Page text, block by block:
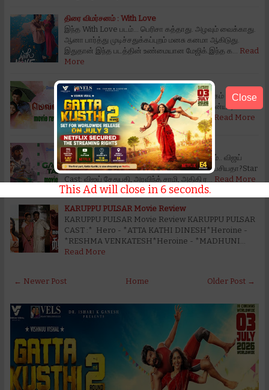
திரை விமர்சனம் : With Love
இந்த With Love படம்… பெரிசா கத்தாது. அழவும் வைக்காது.
ஆனா பார்த்து முடிச்சதுக்கப்புறம் மனசு கனமா ஆகிடுது.
இதுதான் இந்த படத்தின் உண்மையான மேஜிக்.இந்த க…
Read
More
mellisai movie review
mellisai movie review தயாரிப்பு : திரவ்இயக்கம் :
திரவ்நடிப்பு : கிஷோர், சுபத்ரா, ஜார்ஜ் மரியான், தான்யா,
ஜஸ்வந்த் மணிகண்டன், தனன்யாஒளிப்பதிவு :… Read More
Gandhi Talks Review:
Gandhi Talks Review: காந்தி டாக்ஸ் விமர்சனம்.. விஜய்
சேதுபதியின் வித்தியாசமான முயற்சி.. பலமாக பேசியதா?Star
Cast: விஜய் சேதுபதி, அரவிந்த் சாமி, அதிதி ர…
Read More
KARUPPU PULSAR Movie Review
KARUPPU PULSAR Movie Review KARUPPU PULSAR
CAST :* Hero - *ATTA KATHI DINESH*Heroine -
*RESHMA VENKATESH*Heroine - *MADHUNI…
Read More
← Newer Post Older Post →
Home
Close
This Ad will close in 5seconds.